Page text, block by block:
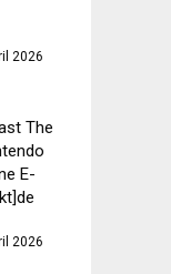
2026
The
E-
2026